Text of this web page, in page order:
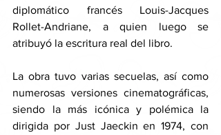
diplomático francés Louis-Jacques
Rollet-Andriane, a quien luego se
atribuyó la escritura real del libro.
La obra tuvo varias secuelas, así como
numerosas versiones cinematográficas,
siendo la más icónica y polémica la